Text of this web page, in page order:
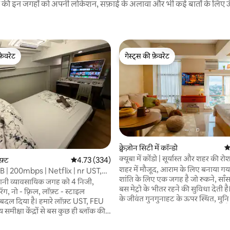
इन जगहों को अपनी लोकेशन, सफ़ाई के अलावा और भी कई बातों के लिए
औसत रेटिंग 5 में से 4.73, 334 समीक्षाएँ
4.73 (334)
| 200mbps | Netflix | nr UST,
व्यावसायिक जगह को 4 निजी,
नो - फ़्रिल, लॉफ़्ट - स्टाइल
हमारे लॉफ़्ट UST, FEU
समीक्षा केंद्रों से बस कुछ ही ब्लॉक की
गेस्ट्स की फ़ेवरेट
गेस्ट्स की फ़ेवरेट
क्वेज़ोन सिटी में कॉन्डो
क्यूबा में कोंडो | सूर्यास्त और शहर की
करना
शहर में मौजूद, आराम के लिए बनाया गया। मुनि
शांति के लिए एक जगह है जो रुकने,
बस मेट्रो के भीतर रहने की सुविधा देती है। इज़्ज़त
के जीवंत गुनगुनाहट के ऊपर स्थित,